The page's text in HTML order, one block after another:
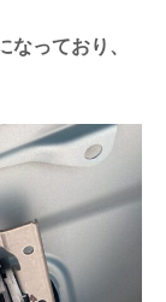
なっており、